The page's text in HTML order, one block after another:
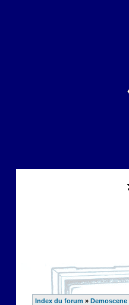
Index du forum » Demoscene